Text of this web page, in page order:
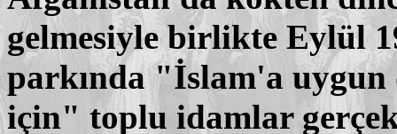
gelmesiyle birlikte Eylül
parkında "İslam'a uygun
için" toplu idamlar